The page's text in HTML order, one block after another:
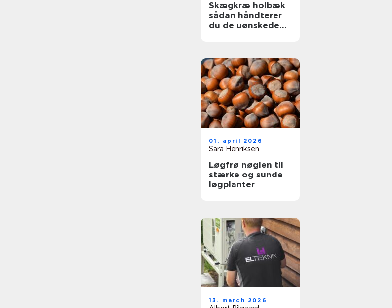
Skægkræ holbæk
sådan håndterer
du de uønskede
01. april 2026
Sara Henriksen
Løgfrø nøglen til
stærke og sunde
løgplanter
13. march 2026